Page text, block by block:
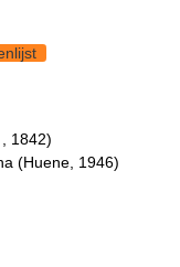
1842)
(Huene, 1946)